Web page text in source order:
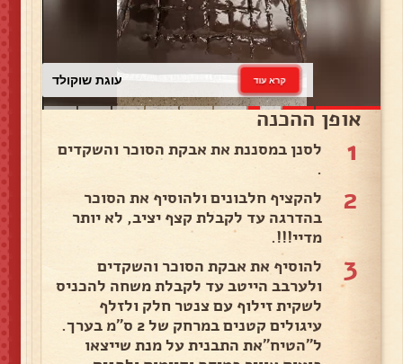
עוגת שוקולד קרא עוד
אופן ההכנה
1
לסנן במסננת את אבקת הסוכר והשקדים
.
2
להקציף חלבונים ולהוסיף את הסוכר
בהדרגה עד לקבלת קצף יציב, לא יותר
מדיי!!!.
3
להוסיף את אבקת הסוכר והשקדים
ולערבב הייטב עד לקבלת משחה להכניס
לשקית זילוף עם צנטר חלק ולזלף
עיגולים קטנים במרחק של 2 ס"מ בערך.
ל"הטיח"את התבנית על מנת שייצאו